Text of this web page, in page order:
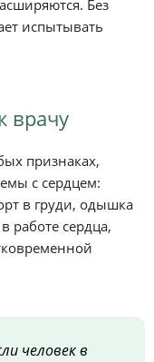
Без
испытывать
врачу
признаках,
с сердцем:
в груди, одышка
работе сердца,
человек в